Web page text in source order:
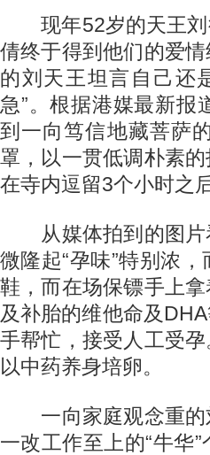
现年52岁的天王刘
倩终于得到他们的爱
的刘天王坦言自己还
急”。根据港媒最新报
到一向笃信地藏菩萨
罩，以一贯低调朴素
在寺内逗留3个小时之
从媒体拍到的图片
微隆起“孕味”特别浓
鞋，而在场保镖手上
及补胎的维他命及
手帮忙，接受人工受
以中药养身培卵。
一向家庭观念重的
一改工作至上的“牛华